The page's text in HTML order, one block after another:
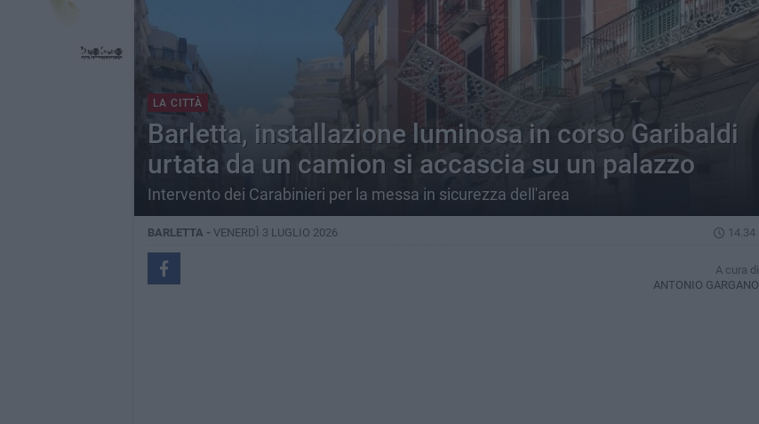
LA CITTÀ
Barletta, installazione luminosa in corso Garibaldi
urtata da un camion si accascia su un palazzo
Intervento dei Carabinieri per la messa in sicurezza dell'area
BARLETTA - VENERDÌ 3 LUGLIO 2026 14.34
A cura di
ANTONIO GARGANO